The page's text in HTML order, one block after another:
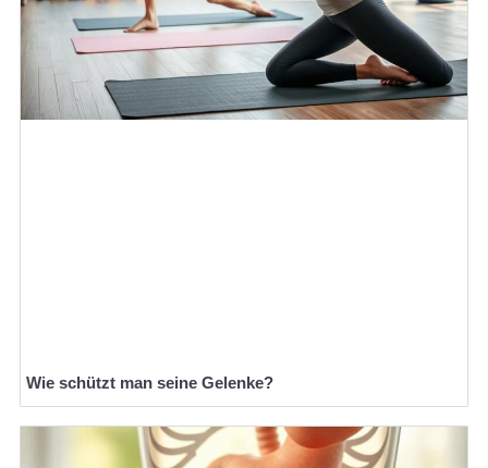
Wie schützt man seine Gelenke?